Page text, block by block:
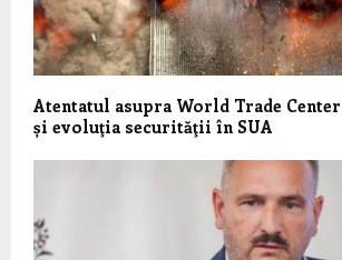
Atentatul asupra World Trade
și evoluţia securităţii în SUA